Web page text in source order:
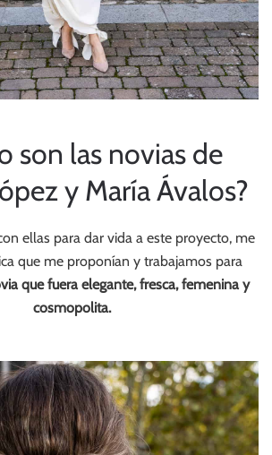
son las novias de
y María Ávalos?
ellas para dar vida a este proyecto, me
que me proponían y trabajamos para
que fuera elegante, fresca, femenina y
cosmopolita.